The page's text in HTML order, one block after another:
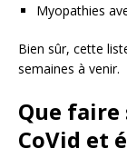
Myopathies
Bien sûr, cette
semaines à venir.
Que
CoVid et